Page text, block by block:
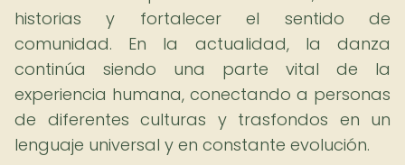
historias y fortalecer el sentido de
comunidad. En la actualidad, la danza
continúa siendo una parte vital de la
experiencia humana, conectando a personas
de diferentes culturas y trasfondos en un
lenguaje universal y en constante evolución.